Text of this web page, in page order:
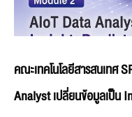
คณะเทคโนโลยีสารสนเทศ
Analyst เปลี่ยนข้อมูลเป็น